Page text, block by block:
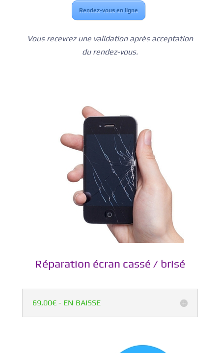
Rendez-vous en ligne
Vous recevrez une validation après acceptation
du rendez-vous.
Réparation écran cassé / brisé
69,00€ - EN BAISSE